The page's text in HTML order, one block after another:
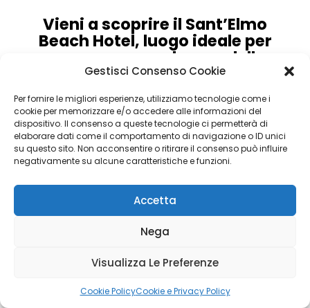
Gestisci Consenso Cookie
Per fornire le migliori esperienze, utilizziamo tecnologie come i
cookie per memorizzare e/o accedere alle informazioni del
dispositivo. Il consenso a queste tecnologie ci permetterà di
elaborare dati come il comportamento di navigazione o ID unici
su questo sito. Non acconsentire o ritirare il consenso può influire
negativamente su alcune caratteristiche e funzioni.
Accetta
Nega
Visualizza Le Preferenze
Cookie PolicyCookie e Privacy Policy
Vieni a scoprire il Sant’Elmo
Beach Hotel, luogo ideale per
una vacanza nel mare della
Sardegna!
Se desideri avere anche un preventivo della
biglietteria aerea o marittima chiama al
numero 070 / 684288
Calcola Preventivo